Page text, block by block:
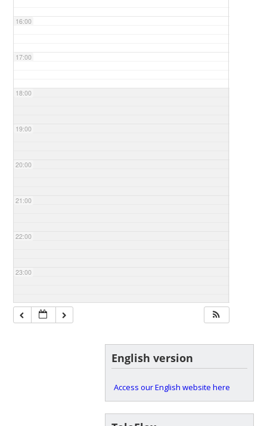
16:00
17:00
18:00
19:00
20:00
21:00
22:00
23:00
English version
Access our English website here